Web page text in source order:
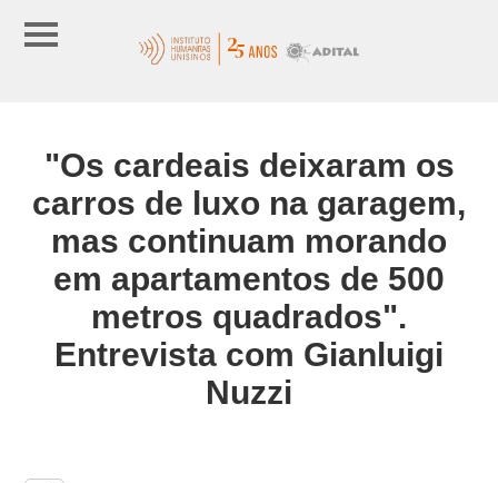
"Os cardeais deixaram os
carros de luxo na garagem,
mas continuam morando
em apartamentos de 500
metros quadrados".
Entrevista com Gianluigi
Nuzzi